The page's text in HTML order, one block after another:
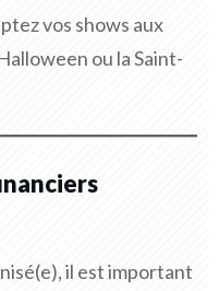
vos shows aux
ou la Saint-
il est important